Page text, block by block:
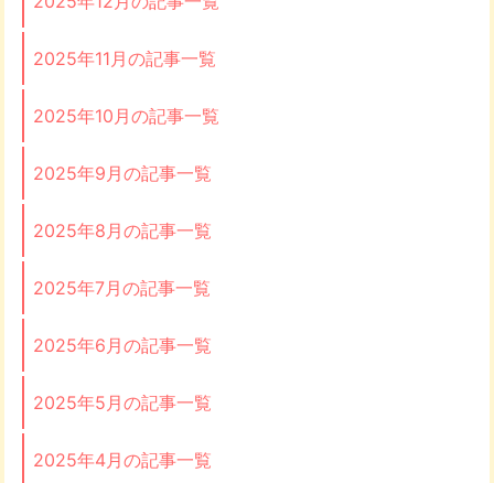
2025年11月の記事一覧
2025年10月の記事一覧
2025年9月の記事一覧
2025年8月の記事一覧
2025年7月の記事一覧
2025年6月の記事一覧
2025年5月の記事一覧
2025年4月の記事一覧